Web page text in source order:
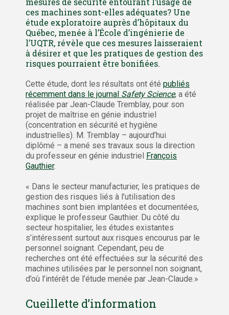
ces machines sont-elles adéquates? Une
étude exploratoire auprès d’hôpitaux du
Québec, menée à l’École d’ingénierie de
l’UQTR, révèle que ces mesures laisseraient
à désirer et que les pratiques de gestion des
risques pourraient être bonifiées.
Cette étude, dont les résultats ont été publiés
récemment dans le journal Safety Science, a été
réalisée par Jean-Claude Tremblay, pour son
projet de maîtrise en génie industriel
(concentration en sécurité et hygiène
industrielles). M. Tremblay – aujourd’hui
diplômé – a mené ses travaux sous la direction
du professeur en génie industriel
François
Gauthier.
« Dans le secteur manufacturier, les pratiques de
gestion des risques liés à l’utilisation des
machines sont bien implantées et documentées,
explique le professeur Gauthier. Du côté du
secteur hospitalier, les études existantes
s’intéressent surtout aux risques encourus par le
personnel soignant. Cependant, peu de
recherches ont été effectuées sur la sécurité des
machines utilisées par le personnel non soignant,
d’où l’intérêt de l’étude menée par Jean-Claude.»
Cueillette d’information